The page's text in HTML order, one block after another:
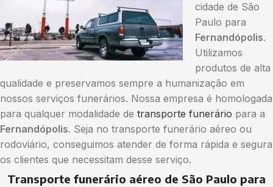
cidade de São
Paulo para
Fernandópolis.
Utilizamos
produtos de alta
qualidade e preservamos sempre a humanização em
nossos serviços funerários. Nossa empresa é homologada
para qualquer modalidade de transporte funerário para a
Fernandópolis. Seja no transporte funerário aéreo ou
rodoviário, conseguimos atender de forma rápida e segura
os clientes que necessitam desse serviço.
Transporte funerário aéreo de São Paulo para